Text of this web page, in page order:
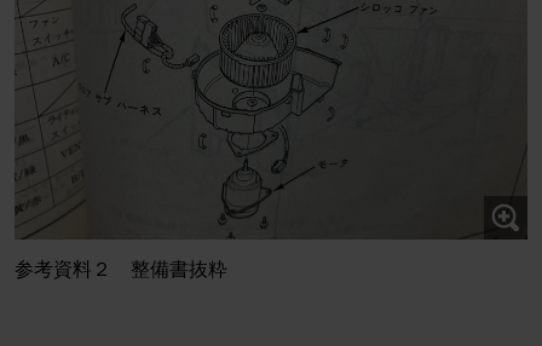
参考資料２ 整備書抜粋